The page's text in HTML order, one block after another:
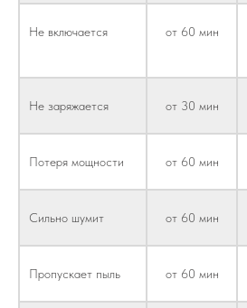
Не включается от 60 мин
Не заряжается от 30 мин
Потеря мощности от 60 мин
Сильно шумит от 60 мин
Пропускает пыль от 60 мин